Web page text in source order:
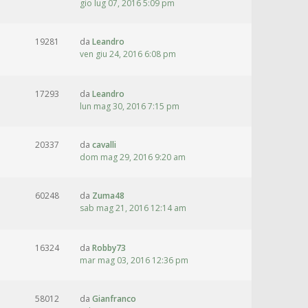
gio lug 07, 2016 5:09 pm
19281 da Leandro
ven giu 24, 2016 6:08 pm
17293 da Leandro
lun mag 30, 2016 7:15 pm
20337 da cavalli
dom mag 29, 2016 9:20 am
60248 da Zuma48
sab mag 21, 2016 12:14 am
16324 da Robby73
mar mag 03, 2016 12:36 pm
58012 da Gianfranco